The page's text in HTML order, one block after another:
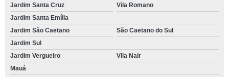
Jardim Santa Cruz
Vila Romano
Jardim Santa Emília
Jardim São Caetano
São Caetano do Sul
Jardim Sul
Jardim Vergueiro
Vila Nair
Mauá